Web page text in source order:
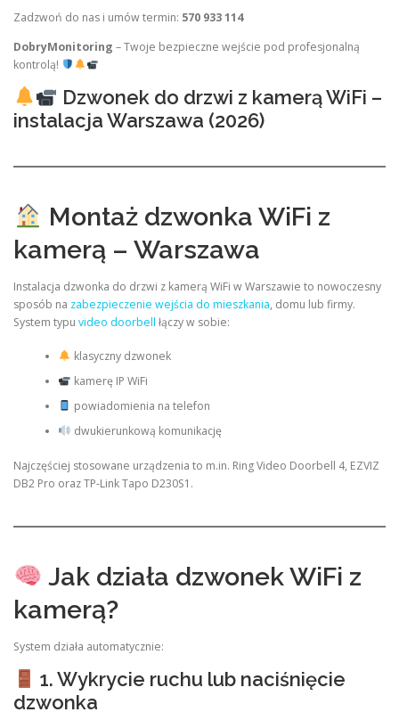
Zadzwoń do nas i umów termin: 570 933 114
DobryMonitoring – Twoje bezpieczne wejście pod profesjonalną
kontrolą!
Dzwonek do drzwi z kamerą WiFi –
instalacja Warszawa (2026)
Montaż dzwonka WiFi z
kamerą – Warszawa
Instalacja dzwonka do drzwi z kamerą WiFi w Warszawie to nowoczesny
sposób na zabezpieczenie wejścia do mieszkania, domu lub firmy.
System typu video doorbell łączy w sobie:
klasyczny dzwonek
kamerę IP WiFi
powiadomienia na telefon
dwukierunkową komunikację
Najczęściej stosowane urządzenia to m.in. Ring Video Doorbell 4, EZVIZ
DB2 Pro oraz TP-Link Tapo D230S1.
Jak działa dzwonek WiFi z
kamerą?
System działa automatycznie:
1. Wykrycie ruchu lub naciśnięcie
dzwonka